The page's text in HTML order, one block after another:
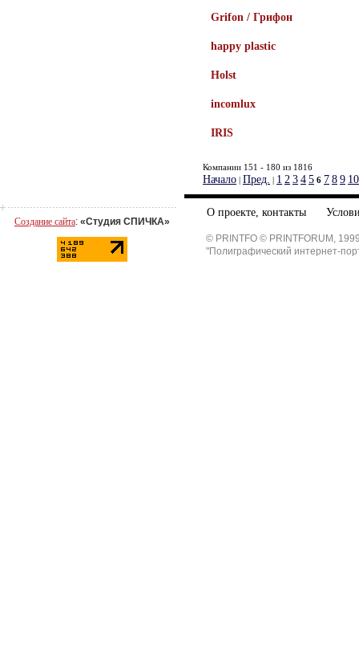
Создание сайта: «Студия СПИЧКА»
Grifon / Грифон
happy plastic
Holst
incomlux
IRIS
Компании 151 - 180 из 1816
Начало | Пред. | 1 2 3 4 5 6 7 8 9 10
О проекте, контакты
© PRINTFO © PRINTFORUM,
"Полиграфический интернет-